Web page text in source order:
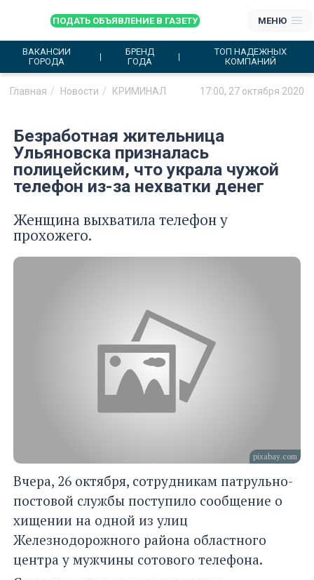
ПОДАТЬ ОБЪЯВЛЕНИЕ В ГАЗЕТУ МЕНЮ
ВАКАНСИИ
ГОРОДА
БРЕНД
ГОДА
ТОП НАДЕЖНЫХ
КОМПАНИЙ
Главная Новости КРИМИНАЛ 17:00, 27 октября 2020
Безработная жительница
Ульяновска призналась
полицейским, что украла чужой
телефон из-за нехватки денег
Женщина выхватила телефон у
прохожего.
pixabay.com
Вчера, 26 октября, сотрудникам патрульно-
постовой службы поступило сообщение о
хищении на одной из улиц
Железнодорожного района областного
центра у мужчины сотового телефона.